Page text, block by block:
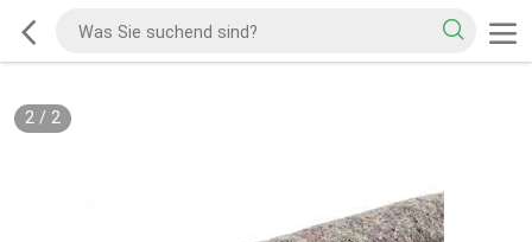
2/ 2